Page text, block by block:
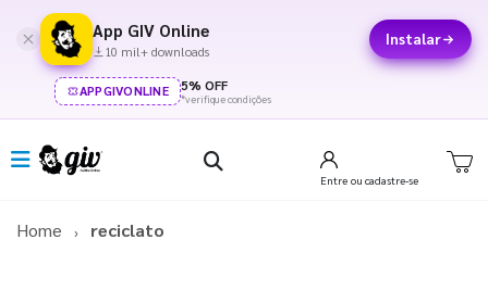
App GIV Online
10 mil+ downloads
Instalar
APPGIVONLINE 5% OFF
*verifique condições
Entre ou cadastre-se
Home reciclato